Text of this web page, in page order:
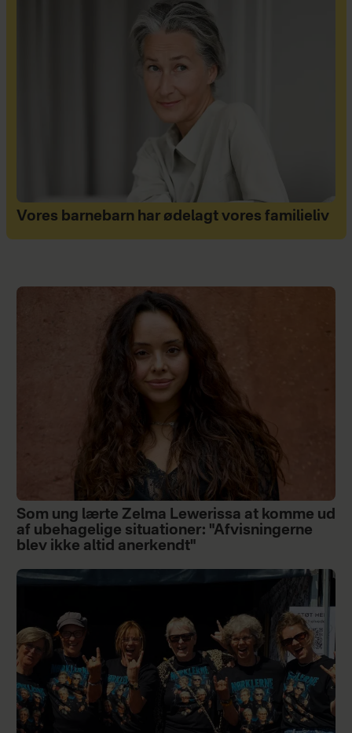
Vores barnebarn har ødelagt vores familieliv
Som ung lærte Zelma Lewerissa at komme ud
af ubehagelige situationer: "Afvisningerne
blev ikke altid anerkendt"